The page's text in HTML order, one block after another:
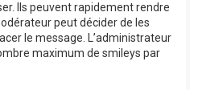
Ils peuvent rapidement rendre
peut décider de les
le message. L’administrateur
maximum de smileys par